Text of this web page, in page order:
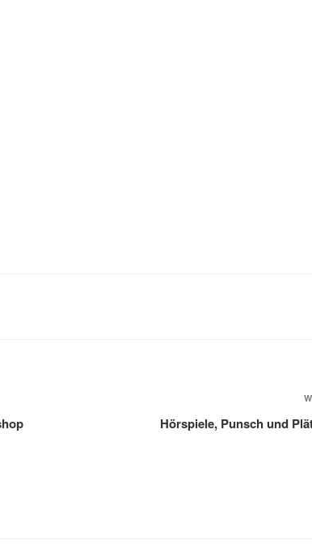
Hörspiele, Punsch und